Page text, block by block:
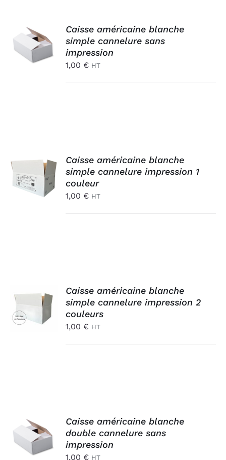
AJOUTER
AU
PANIER
/
Caisse américaine blanche
simple cannelure sans
impression
1,00 € HT
PANIER
/
Caisse américaine blanche
simple cannelure impression 1
couleur
1,00 € HT
PANIER
/
Caisse américaine blanche
simple cannelure impression 2
couleurs
1,00 € HT
AJOUTER
AU
PANIER
/
Caisse américaine blanche
double cannelure sans
impression
1,00 € HT